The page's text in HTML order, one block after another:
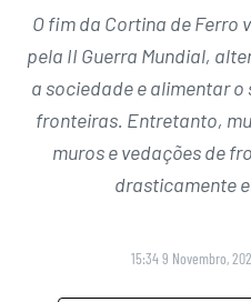
O fim da Cortina de Ferro
pela II Guerra Mundial,
a sociedade e alimentar o
fronteiras. Entretanto,
muros e vedações de
drasticamente
15:34 9 Novembro,